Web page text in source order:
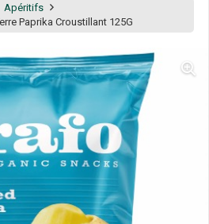
Apéritifs
Paprika Croustillant 125G